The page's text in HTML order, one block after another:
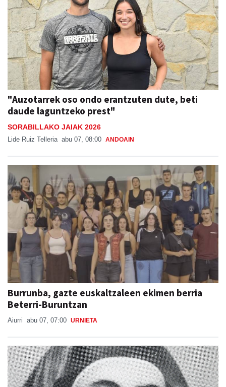
"Auzotarrek oso ondo erantzuten dute, beti
daude laguntzeko prest"
SORABILLAKO JAIAK 2026
Lide Ruiz Telleria abu 07, 08:00 ANDOAIN
Burrunba, gazte euskaltzaleen ekimen berria
Beterri-Buruntzan
Aiurri abu 07, 07:00 URNIETA